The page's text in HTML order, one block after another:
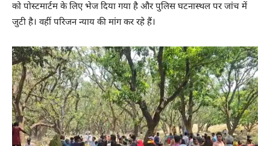
को पोस्टमार्टम के लिए भेज दिया गया है और पुलिस घटनास्थल पर जांच में
जुटी है। वहीं परिजन न्याय की मांग कर रहे हैं।